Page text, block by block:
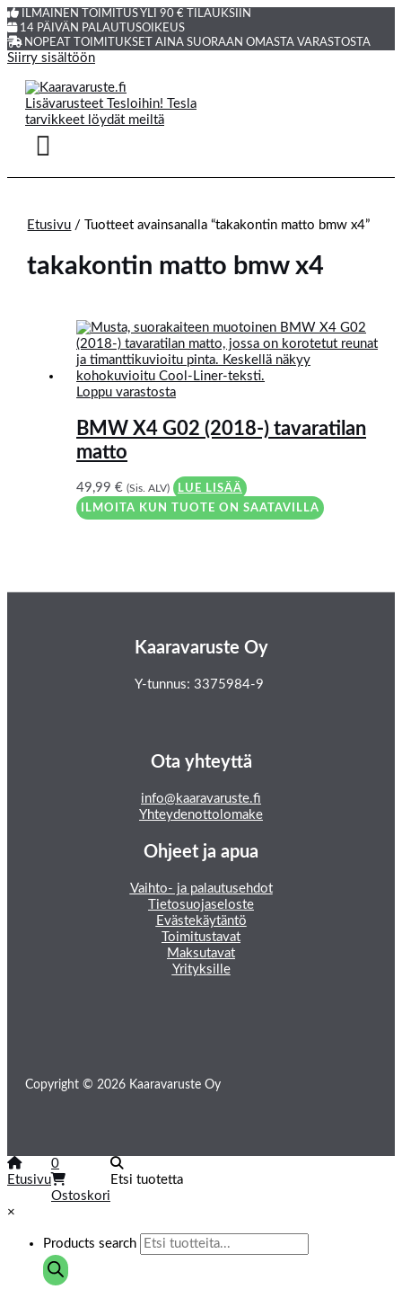
ILMAINEN TOIMITUS YLI 90 € TILAUKSIIN
14 PÄIVÄN PALAUTUSOIKEUS
NOPEAT TOIMITUKSET AINA SUORAAN OMASTA VARASTOSTA
Siirry sisältöön
Etusivu / Tuotteet avainsanalla “takakontin matto bmw x4”
takakontin matto bmw x4
Loppu varastosta
BMW X4 G02 (2018-) tavaratilan
matto
49,99€ (Sis. ALV)
LUE LISÄÄ
ILMOITA KUN TUOTE ON SAATAVILLA
Kaaravaruste Oy
Y-tunnus: 3375984-9
Ota yhteyttä
info@kaaravaruste.fi
Yhteydenottolomake
Ohjeet ja apua
Vaihto- ja palautusehdot
Tietosuojaseloste
Evästekäytäntö
Toimitustavat
Maksutavat
Yrityksille
Copyright © 2026 Kaaravaruste Oy
Etusivu
0
Ostoskori
Etsi tuotetta
×
Products search